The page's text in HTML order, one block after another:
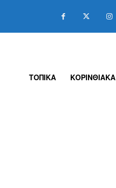
ΤΟΠΙΚΑ ΚΟΡΙΝΘΙΑΚΑ